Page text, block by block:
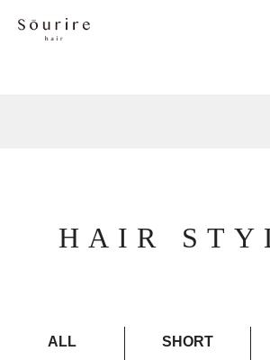
HAIR
ALL SHORT